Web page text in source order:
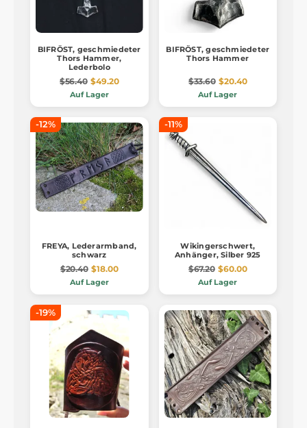
BIFRÖST, geschmiedeter
Thors Hammer,
Lederbolo
$56.40 $49.20
Auf Lager
BIFRÖST, geschmiedeter
Thors Hammer
$33.60 $20.40
Auf Lager
-12%
FREYA, Lederarmband,
schwarz
$20.40 $18.00
Auf Lager
-11%
Wikingerschwert,
Anhänger, Silber 925
$67.20 $60.00
Auf Lager
-19%